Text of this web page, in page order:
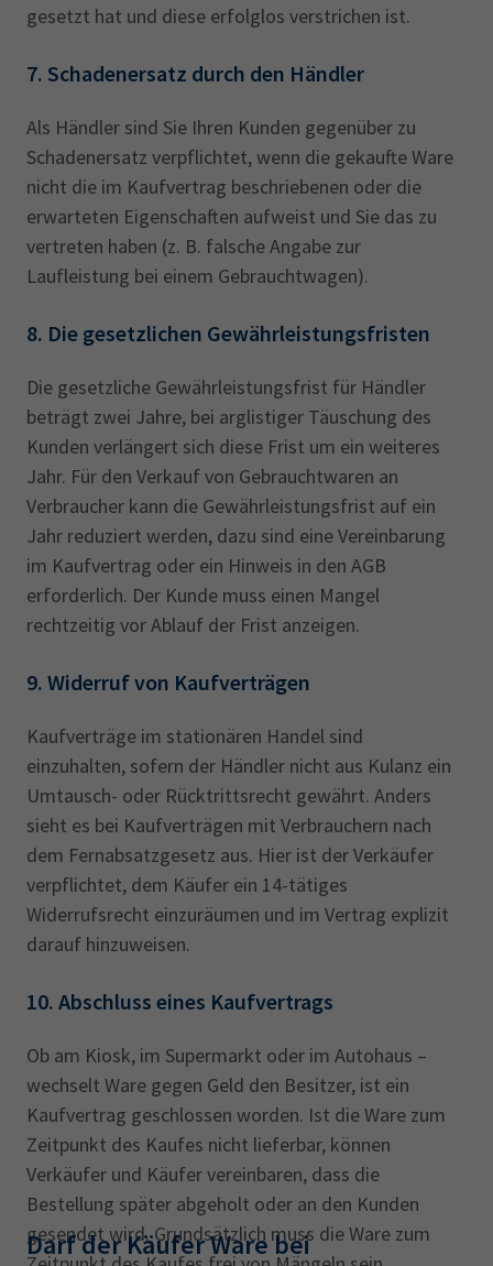
gesetzt hat und diese erfolglos verstrichen ist.
7. Schadenersatz durch den Händler
Als Händler sind Sie Ihren Kunden gegenüber zu
Schadenersatz verpflichtet, wenn die gekaufte Ware
nicht die im Kaufvertrag beschriebenen oder die
erwarteten Eigenschaften aufweist und Sie das zu
vertreten haben (z. B. falsche Angabe zur
Laufleistung bei einem Gebrauchtwagen).
8. Die gesetzlichen Gewährleistungsfristen
Die gesetzliche Gewährleistungsfrist für Händler
beträgt zwei Jahre, bei arglistiger Täuschung des
Kunden verlängert sich diese Frist um ein weiteres
Jahr. Für den Verkauf von Gebrauchtwaren an
Verbraucher kann die Gewährleistungsfrist auf ein
Jahr reduziert werden, dazu sind eine Vereinbarung
im Kaufvertrag oder ein Hinweis in den AGB
erforderlich. Der Kunde muss einen Mangel
rechtzeitig vor Ablauf der Frist anzeigen.
9. Widerruf von Kaufverträgen
Kaufverträge im stationären Handel sind
einzuhalten, sofern der Händler nicht aus Kulanz ein
Umtausch- oder Rücktrittsrecht gewährt. Anders
sieht es bei Kaufverträgen mit Verbrauchern nach
dem Fernabsatzgesetz aus. Hier ist der Verkäufer
verpflichtet, dem Käufer ein 14-tätiges
Widerrufsrecht einzuräumen und im Vertrag explizit
darauf hinzuweisen.
10. Abschluss eines Kaufvertrags
Ob am Kiosk, im Supermarkt oder im Autohaus –
wechselt Ware gegen Geld den Besitzer, ist ein
Kaufvertrag geschlossen worden. Ist die Ware zum
Zeitpunkt des Kaufes nicht lieferbar, können
Verkäufer und Käufer vereinbaren, dass die
Bestellung später abgeholt oder an den Kunden
gesendet wird. Grundsätzlich muss die Ware zum
Darf der Käufer Ware bei